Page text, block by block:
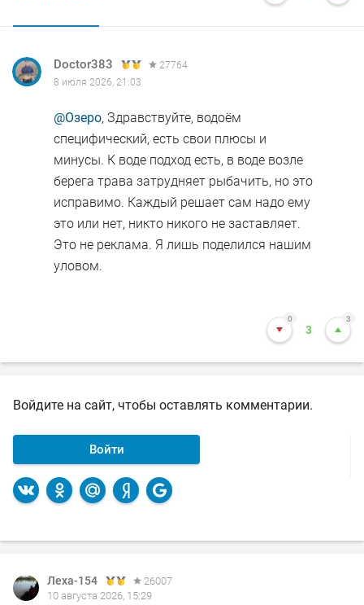
Doctor383
27764
8 июля 2026, 21:03
@Озеро, Здравствуйте, водоём
специфический, есть свои плюсы и
минусы. К воде подход есть, в воде возле
берега трава затрудняет рыбачить, но это
исправимо. Каждый решает сам надо ему
это или нет, никто никого не заставляет.
Это не реклама. Я лишь поделился нашим
уловом.
0
3
3
Войдите на сайт, чтобы оставлять комментарии.
Войти
Леха-154
26007
10 августа 2026, 15:29
Леха-154
26007
9 августа 2026, 09:21
Леха-154
26007
8 августа 2026, 20:55